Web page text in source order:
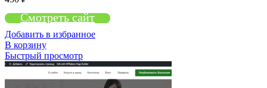
Смотреть сайт
Добавить в избранное
В корзину
Быстрый просмотр